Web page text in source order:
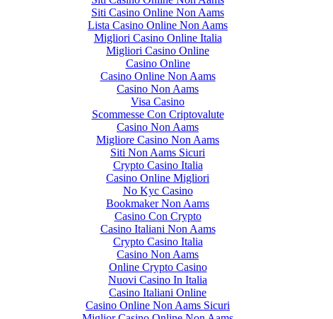
Siti Casino Online Non Aams
Lista Casino Online Non Aams
Migliori Casino Online Italia
Migliori Casino Online
Casino Online
Casino Online Non Aams
Casino Non Aams
Visa Casino
Scommesse Con Criptovalute
Casino Non Aams
Migliore Casino Non Aams
Siti Non Aams Sicuri
Crypto Casino Italia
Casino Online Migliori
No Kyc Casino
Bookmaker Non Aams
Casino Con Crypto
Casino Italiani Non Aams
Crypto Casino Italia
Casino Non Aams
Online Crypto Casino
Nuovi Casino In Italia
Casino Italiani Online
Casino Online Non Aams Sicuri